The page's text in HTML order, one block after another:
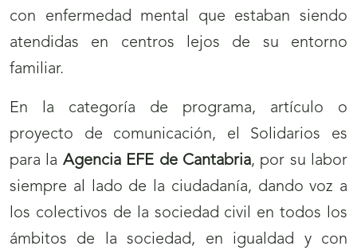
con enfermedad mental que estaban siendo
atendidas en centros lejos de su entorno
familiar.
En la categoría de programa, artículo o
proyecto de comunicación, el Solidarios es
para la Agencia EFE de Cantabria, por su labor
siempre al lado de la ciudadanía, dando voz a
los colectivos de la sociedad civil en todos los
ámbitos de la sociedad, en igualdad y con